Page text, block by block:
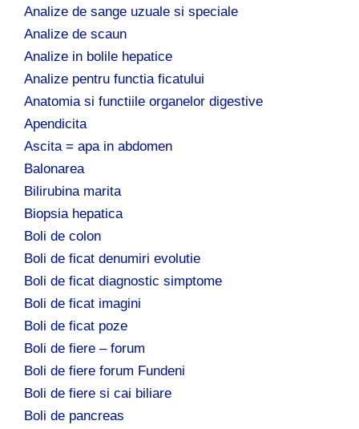
Analize de sange uzuale si speciale
Analize de scaun
Analize in bolile hepatice
Analize pentru functia ficatului
Anatomia si functiile organelor digestive
Apendicita
Ascita = apa in abdomen
Balonarea
Bilirubina marita
Biopsia hepatica
Boli de colon
Boli de ficat denumiri evolutie
Boli de ficat diagnostic simptome
Boli de ficat imagini
Boli de ficat poze
Boli de fiere – forum
Boli de fiere forum Fundeni
Boli de fiere si cai biliare
Boli de pancreas